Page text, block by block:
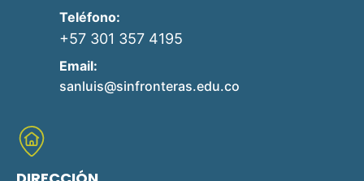
Teléfono:
+57 301 357 4195
Email:
sanluis@sinfronteras.edu.co